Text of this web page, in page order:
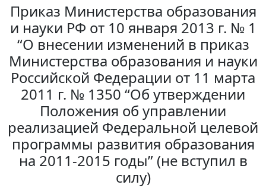
Приказ Министерства образования
и науки РФ от 10 января 2013 г. № 1
“О внесении изменений в приказ
Министерства образования и науки
Российской Федерации от 11 марта
2011 г. № 1350 “Об утверждении
Положения об управлении
реализацией Федеральной целевой
программы развития образования
на 2011-2015 годы” (не вступил в
силу)